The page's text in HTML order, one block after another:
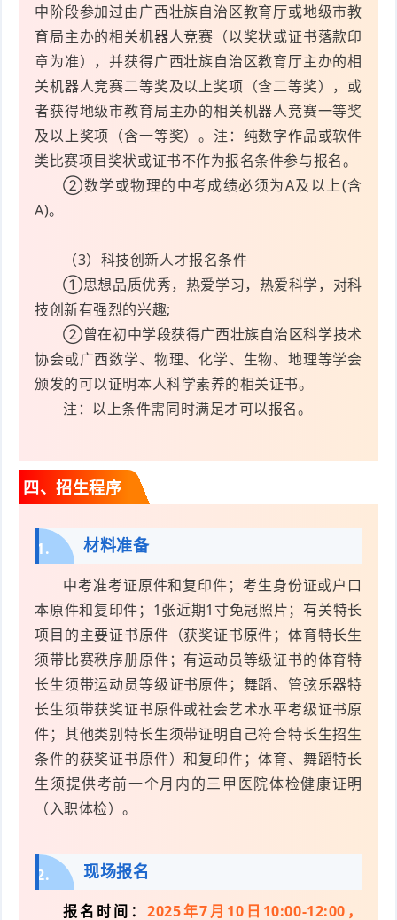
中阶段参加过由广西壮族自治区教育厅或地级市教
育局主办的相关机器人竞赛（以奖状或证书落款印
章为准），并获得广西壮族自治区教育厅主办的相
关机器人竞赛二等奖及以上奖项（含二等奖），或
者获得地级市教育局主办的相关机器人竞赛一等奖
及以上奖项（含一等奖）。注：纯数字作品或软件
类比赛项目奖状或证书不作为报名条件参与报名。
②数学或物理的中考成绩必须为A及以上(含
A)。
（3）科技创新人才报名条件
①思想品质优秀，热爱学习，热爱科学，对科
技创新有强烈的兴趣;
②曾在初中学段获得广西壮族自治区科学技术
协会或广西数学、物理、化学、生物、地理等学会
颁发的可以证明本人科学素养的相关证书。
注：以上条件需同时满足才可以报名。
四、招生程序
1. 材料准备
中考准考证原件和复印件；考生身份证或户口
本原件和复印件；1张近期1寸免冠照片；有关特长
项目的主要证书原件（获奖证书原件；体育特长生
须带比赛秩序册原件；有运动员等级证书的体育特
长生须带运动员等级证书原件；舞蹈、管弦乐器特
长生须带获奖证书原件或社会艺术水平考级证书原
件；其他类别特长生须带证明自己符合特长生招生
条件的获奖证书原件）和复印件；体育、舞蹈特长
生须提供考前一个月内的三甲医院体检健康证明
（入职体检）。
2. 现场报名
报名时间： 2025年7月10日10:00-12:00，